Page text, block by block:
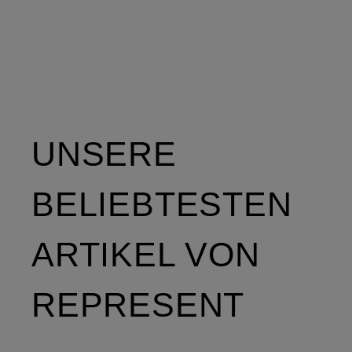
UNSERE
BELIEBTESTEN
ARTIKEL VON
REPRESENT